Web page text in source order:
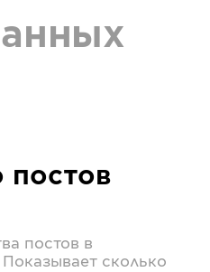
постов
постов в
Показывает сколько